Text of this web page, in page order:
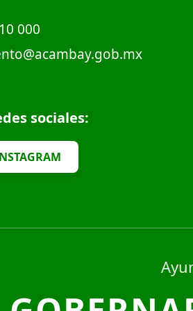
000
sociales: